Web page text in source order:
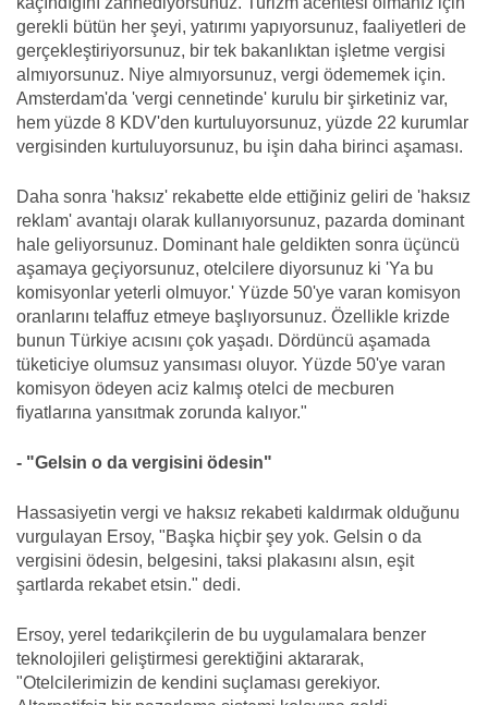
gerekli bütün her şeyi, yatırımı yapıyorsunuz, faaliyetleri de
gerçekleştiriyorsunuz, bir tek bakanlıktan işletme vergisi
almıyorsunuz. Niye almıyorsunuz, vergi ödememek için.
Amsterdam'da 'vergi cennetinde' kurulu bir şirketiniz var,
hem yüzde 8 KDV'den kurtuluyorsunuz, yüzde 22 kurumlar
vergisinden kurtuluyorsunuz, bu işin daha birinci aşaması.
Daha sonra 'haksız' rekabette elde ettiğiniz geliri de 'haksız
reklam' avantajı olarak kullanıyorsunuz, pazarda dominant
hale geliyorsunuz. Dominant hale geldikten sonra üçüncü
aşamaya geçiyorsunuz, otelcilere diyorsunuz ki 'Ya bu
komisyonlar yeterli olmuyor.' Yüzde 50'ye varan komisyon
oranlarını telaffuz etmeye başlıyorsunuz. Özellikle krizde
bunun Türkiye acısını çok yaşadı. Dördüncü aşamada
tüketiciye olumsuz yansıması oluyor. Yüzde 50'ye varan
komisyon ödeyen aciz kalmış otelci de mecburen
fiyatlarına yansıtmak zorunda kalıyor."
- "Gelsin o da vergisini ödesin"
Hassasiyetin vergi ve haksız rekabeti kaldırmak olduğunu
vurgulayan Ersoy, "Başka hiçbir şey yok. Gelsin o da
vergisini ödesin, belgesini, taksi plakasını alsın, eşit
şartlarda rekabet etsin." dedi.
Ersoy, yerel tedarikçilerin de bu uygulamalara benzer
teknolojileri geliştirmesi gerektiğini aktararak,
"Otelcilerimizin de kendini suçlaması gerekiyor.